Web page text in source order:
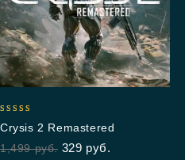
out of 5
Crysis 2 Remastered
1,499руб. 329 руб.